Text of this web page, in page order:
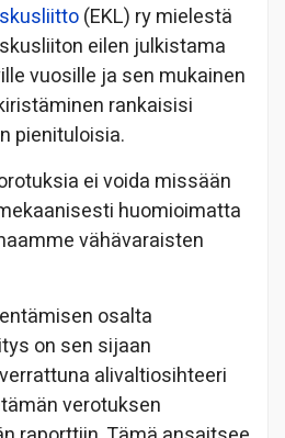
(EKL) ry mielestä
eilen julkistama
vuosille ja sen mukainen
rankaisisi
pienituloisia.
ei voida missään
huomioimatta
vähävaraisten
osalta
on sen sijaan
alivaltiosihteeri
verotuksen